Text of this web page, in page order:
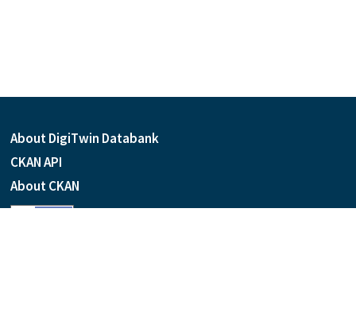
About DigiTwin Databank
CKAN API
About CKAN